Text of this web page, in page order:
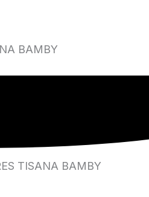
BAMBY
TISANA BAMBY